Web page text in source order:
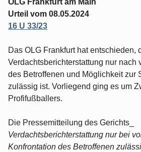
OLG Frankfurt am Main
Urteil vom 08.05.2024
16 U 33/23
Das OLG Frankfurt hat entschieden,
Verdachtsberichterstattung nur nach
des Betroffenen und Möglichkeit zur
zulässig ist. Vorliegend ging es um
Profifußballers.
Die Pressemitteilung des Gerichts_
Verdachtsberichterstattung nur bei
Konfrontation des Betroffenen